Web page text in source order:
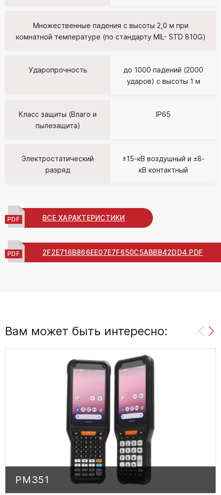
Множественные падения с высоты 2,0 м при
комнатной температуре (по стандарту MIL- STD 810G)
Ударопрочность
до 1000 падений (2000
ударов) с высоты 1 м
Класс защиты (Влаго и
пылезащита)
IP65
Электростатический
разряд
±15-кВ воздушный и ±8-
кВ контактный
ВСЕ ХАРАКТЕРИСТИКИ
2F2E716B866EE07E7F650C5ABBB42DD4.PDF
Вам может быть интересно:
PM351